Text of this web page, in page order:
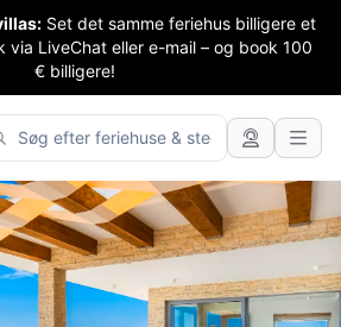
Set det samme feriehus billigere et
via LiveChat eller e-mail – og book 100
€ billigere!